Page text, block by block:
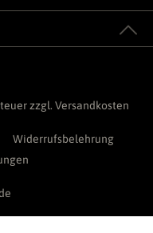
zzgl. Versandkosten
Widerrufsbelehrung